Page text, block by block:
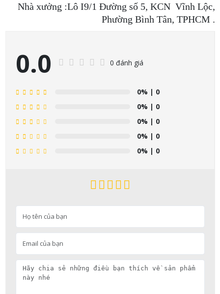
Nhà xưởng :Lô I9/1 Đường số 5, KCN Vĩnh Lộc,
Phường Bình Tân, TPHCM .
0.0 0 đánh giá
0% | 0
0% | 0
0% | 0
0% | 0
0% | 0